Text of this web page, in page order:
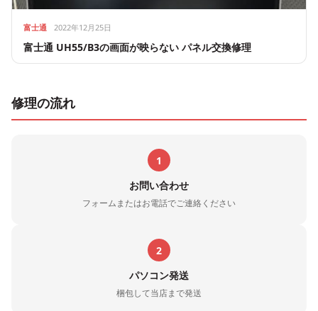
富士通 2022年12月25日
富士通 UH55/B3の画面が映らない パネル交換修理
修理の流れ
1
お問い合わせ
フォームまたはお電話でご連絡ください
2
パソコン発送
梱包して当店まで発送